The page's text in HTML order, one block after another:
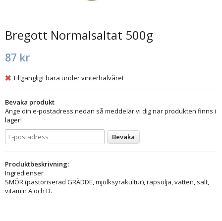
Bregott Normalsaltat 500g
87 kr
Tillgängligt bara under vinterhalvåret
Bevaka produkt
Ange din e-postadress nedan så meddelar vi dig när produkten finns i
lager!
Bevaka
Produktbeskrivning:
Ingredienser
SMÖR (pastöriserad GRÄDDE, mjölksyrakultur), rapsolja, vatten, salt,
vitamin A och D.